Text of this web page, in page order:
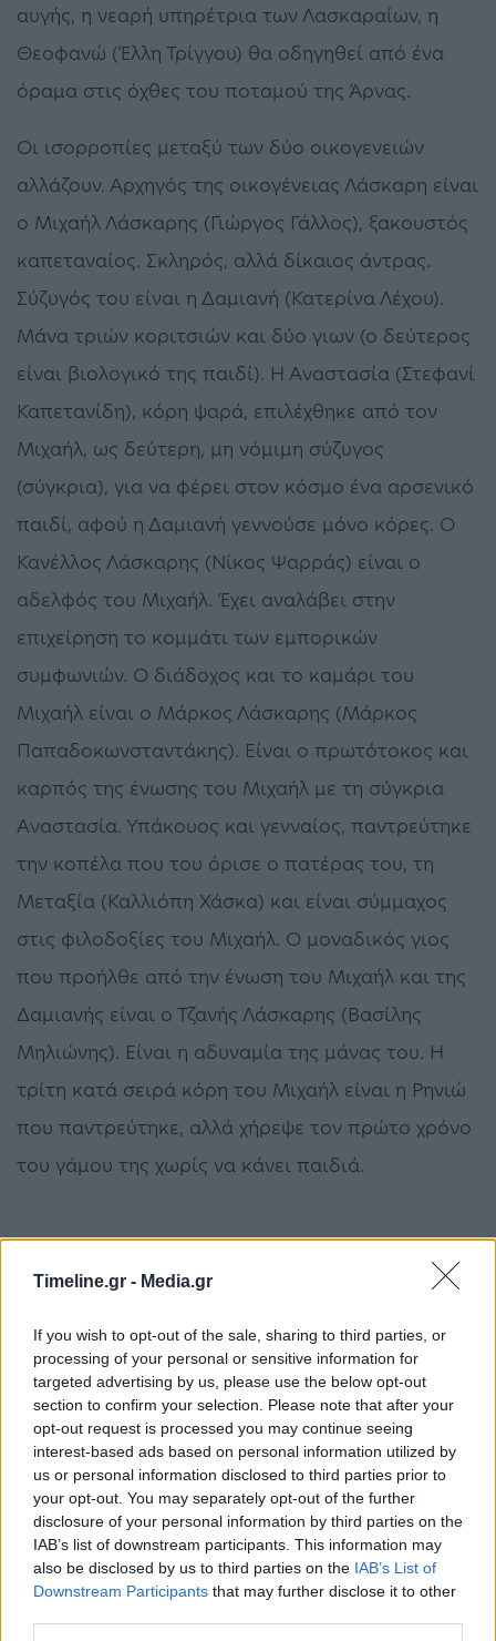
Timeline.gr - Media.gr
If you wish to opt-out of the sale, sharing to third parties, or
processing of your personal or sensitive information for
targeted advertising by us, please use the below opt-out
section to confirm your selection. Please note that after your
opt-out request is processed you may continue seeing
interest-based ads based on personal information utilized by
us or personal information disclosed to third parties prior to
your opt-out. You may separately opt-out of the further
disclosure of your personal information by third parties on the
IAB’s list of downstream participants. This information may
also be disclosed by us to third parties on the IAB’s List of
Downstream Participants that may further disclose it to other
αυγής, η νεαρή υπηρέτρια των Λασκαραίων, η
Θεοφανώ (Έλλη Τρίγγου) θα οδηγηθεί από ένα
όραμα στις όχθες του ποταμού της Άρνας.
Οι ισορροπίες μεταξύ των δύο οικογενειών
αλλάζουν. Αρχηγός της οικογένειας Λάσκαρη είναι
ο Μιχαήλ Λάσκαρης (Γιώργος Γάλλος), ξακουστός
καπεταναίος. Σκληρός, αλλά δίκαιος άντρας.
Σύζυγός του είναι η Δαμιανή (Κατερίνα Λέχου).
Μάνα τριών κοριτσιών και δύο γιων (ο δεύτερος
είναι βιολογικό της παιδί). Η Αναστασία (Στεφανί
Καπετανίδη), κόρη ψαρά, επιλέχθηκε από τον
Μιχαήλ, ως δεύτερη, μη νόμιμη σύζυγος
(σύγκρια), για να φέρει στον κόσμο ένα αρσενικό
παιδί, αφού η Δαμιανή γεννούσε μόνο κόρες. Ο
Κανέλλος Λάσκαρης (Νίκος Ψαρράς) είναι ο
αδελφός του Μιχαήλ. Έχει αναλάβει στην
επιχείρηση το κομμάτι των εμπορικών
συμφωνιών. Ο διάδοχος και το καμάρι του
Μιχαήλ είναι ο Μάρκος Λάσκαρης (Μάρκος
Παπαδοκωνσταντάκης). Είναι ο πρωτότοκος και
καρπός της ένωσης του Μιχαήλ με τη σύγκρια
Αναστασία. Υπάκουος και γενναίος, παντρεύτηκε
την κοπέλα που του όρισε ο πατέρας του, τη
Μεταξία (Καλλιόπη Χάσκα) και είναι σύμμαχος
στις φιλοδοξίες του Μιχαήλ. Ο μοναδικός γιος
που προήλθε από την ένωση του Μιχαήλ και της
Δαμιανής είναι ο Τζανής Λάσκαρης (Βασίλης
Μηλιώνης). Είναι η αδυναμία της μάνας του. Η
τρίτη κατά σειρά κόρη του Μιχαήλ είναι η Ρηνιώ
που παντρεύτηκε, αλλά χήρεψε τον πρώτο χρόνο
του γάμου της χωρίς να κάνει παιδιά.
Αρχηγός της οικογένειας Γερακάρη είναι ο
από σόι πειρατών. Είναι παντρεμένος με τη
Γερακίνα (Μαρκέλλα Γιαννάτου) που την
ερωτεύτηκε παράφορα όταν τη γνώρισε. Ο
πρωτότοκος γιος της οικογένειας είναι ο
Θράσος Γερακάρης (Άρης Νινίκας). Ωραίος και
γεροδεμένος άντρας, αλλά σκληρός στο
χαρακτήρα. Η γυναίκα του η Σκεύω (Γεωργία
Κυριαζή), μητέρα δύο γιων, δεν αντέχει πλέον τη